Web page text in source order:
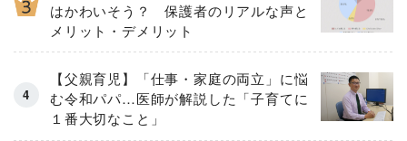
はかわいそう？ 保護者のリアルな声と
メリット・デメリット
【父親育児】「仕事・家庭の両立」に悩
む令和パパ…医師が解説した「子育てに
１番大切なこと」